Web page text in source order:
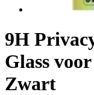
9H
Glass
Zwart